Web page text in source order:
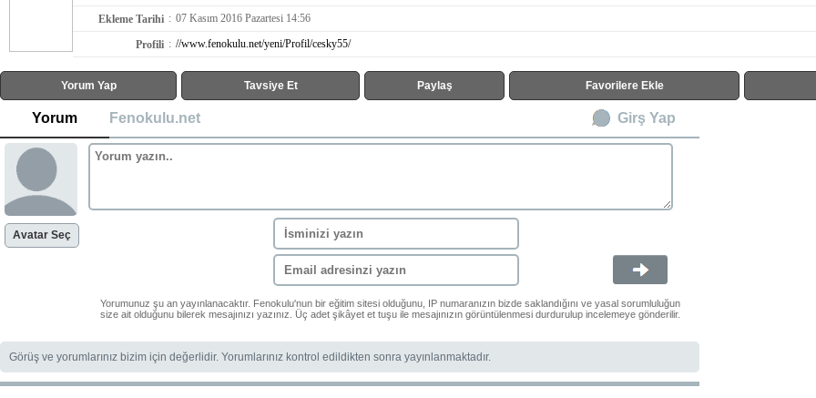
Ekleme Tarihi : 07 Kasım 2016 Pazartesi 14:56
Profili : //www.fenokulu.net/yeni/Profil/cesky55/
Yorum Yap Tavsiye Et Paylaş Favorilere Ekle
Yorum Fenokulu.net Girş Yap
Avatar Seç
Yorumunuz şu an yayınlanacaktır. Fenokulu'nun bir eğitim sitesi olduğunu, IP numaranızın bizde saklandığını ve yasal sorumluluğun
size ait olduğunu bilerek mesajınızı yazınız. Üç adet şikâyet et tuşu ile mesajınızın görüntülenmesi durdurulup incelemeye gönderilir.
Görüş ve yorumlarınız bizim için değerlidir. Yorumlarınız kontrol edildikten sonra yayınlanmaktadır.